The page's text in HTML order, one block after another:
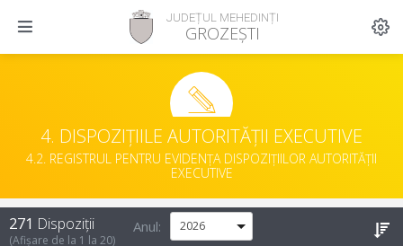
JUDEȚUL MEHEDINȚI
GROZEȘTI
4. DISPOZIȚIILE AUTORITĂȚII EXECUTIVE
4.2. REGISTRUL PENTRU EVIDENȚA DISPOZIȚIILOR AUTORITĂȚII
EXECUTIVE
271 Dispoziții
(Afișare de la 1 la 20)
Anul: